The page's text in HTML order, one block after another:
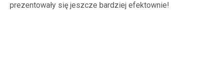
prezentowały się jeszcze bardziej efektownie!